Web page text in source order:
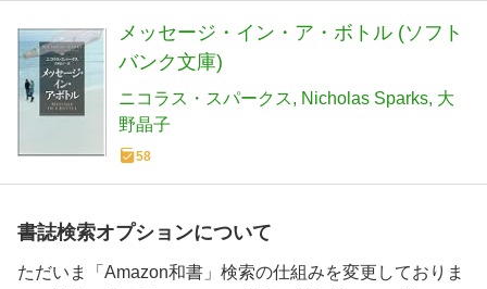
メッセージ・イン・ア・ボトル (ソフト
バンク文庫)
ニコラス・スパークス Nicholas Sparks 大
野晶子
58
書誌検索オプションについて
ただいま「Amazon和書」検索の仕組みを変更しておりま